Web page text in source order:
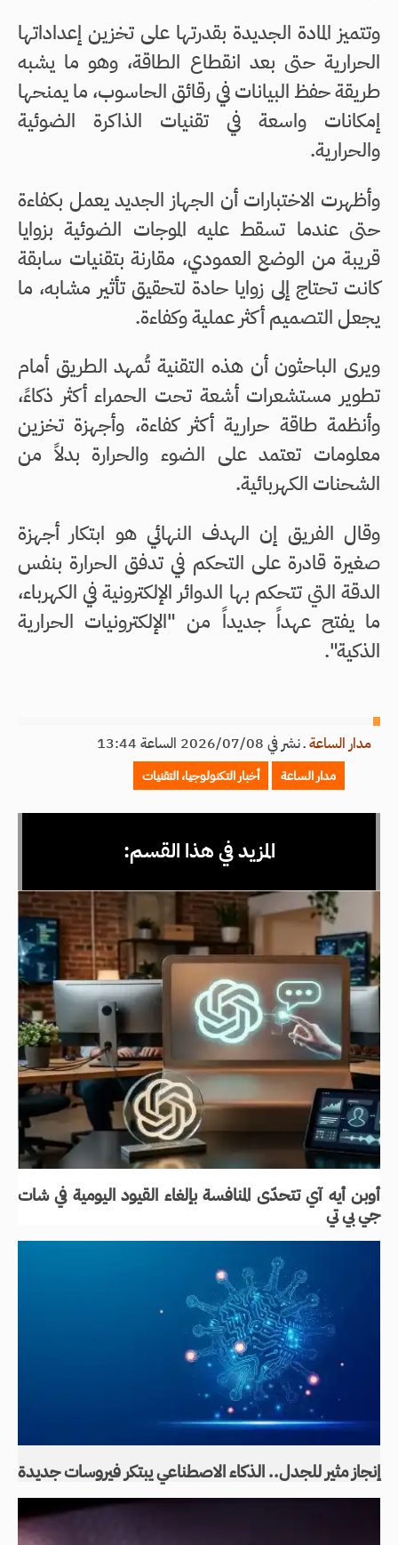
وتتميز المادة الجديدة بقدرتها على تخزين إعداداتها
الحرارية حتى بعد انقطاع الطاقة، وهو ما يشبه
طريقة حفظ البيانات في رقائق الحاسوب، ما يمنحها
إمكانات واسعة في تقنيات الذاكرة الضوئية
والحرارية.
وأظهرت الاختبارات أن الجهاز الجديد يعمل بكفاءة
حتى عندما تسقط عليه الموجات الضوئية بزوايا
قريبة من الوضع العمودي، مقارنة بتقنيات سابقة
كانت تحتاج إلى زوايا حادة لتحقيق تأثير مشابه، ما
يجعل التصميم أكثر عملية وكفاءة.
ويرى الباحثون أن هذه التقنية تُمهد الطريق أمام
تطوير مستشعرات أشعة تحت الحمراء أكثر ذكاءً،
وأنظمة طاقة حرارية أكثر كفاءة، وأجهزة تخزين
معلومات تعتمد على الضوء والحرارة بدلاً من
الشحنات الكهربائية.
وقال الفريق إن الهدف النهائي هو ابتكار أجهزة
صغيرة قادرة على التحكم في تدفق الحرارة بنفس
الدقة التي تتحكم بها الدوائر الإلكترونية في الكهرباء،
ما يفتح عهداً جديداً من "الإلكترونيات الحرارية
الذكية".
مدار الساعةـنشر في 2026/07/08 الساعة 13:44
مدار الساعة أخبار التكنولوجيا، التقنيات
المزيد في هذا القسم:
أوبن أيه آي تتحدّى المنافسة بإلغاء القيود اليومية في شات
جي بي تي
إنجاز مثير للجدل.. الذكاء الاصطناعي يبتكر فيروسات جديدة